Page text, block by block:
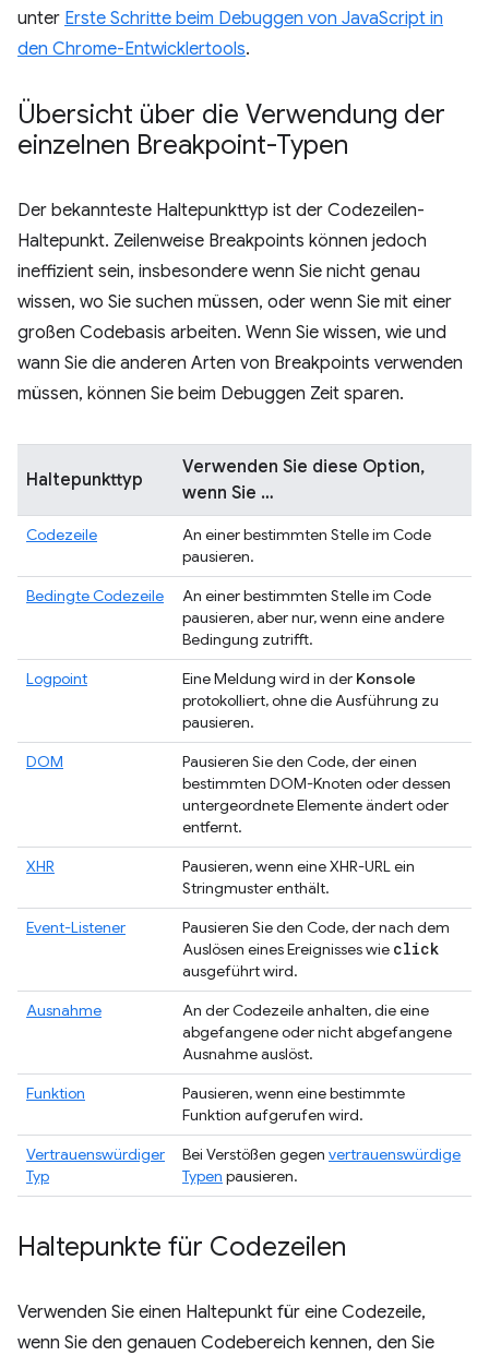
unter Erste Schritte beim Debuggen von JavaScript in
den Chrome-Entwicklertools.
Übersicht über die Verwendung der
einzelnen Breakpoint-Typen
Der bekannteste Haltepunkttyp ist der Codezeilen-
Haltepunkt. Zeilenweise Breakpoints können jedoch
ineffizient sein, insbesondere wenn Sie nicht genau
wissen, wo Sie suchen müssen, oder wenn Sie mit einer
großen Codebasis arbeiten. Wenn Sie wissen, wie und
wann Sie die anderen Arten von Breakpoints verwenden
müssen, können Sie beim Debuggen Zeit sparen.
Haltepunkttyp
Verwenden Sie diese Option,
wenn Sie …
Codezeile
An einer bestimmten Stelle im Code
pausieren.
Bedingte Codezeile
An einer bestimmten Stelle im Code
pausieren, aber nur, wenn eine andere
Bedingung zutrifft.
Logpoint
Eine Meldung wird in der Konsole
protokolliert, ohne die Ausführung zu
pausieren.
DOM
Pausieren Sie den Code, der einen
bestimmten DOM-Knoten oder dessen
untergeordnete Elemente ändert oder
entfernt.
XHR
Pausieren, wenn eine XHR-URL ein
Stringmuster enthält.
Event-Listener
Pausieren Sie den Code, der nach dem
Auslösen eines Ereignisses wie click
ausgeführt wird.
Ausnahme
An der Codezeile anhalten, die eine
abgefangene oder nicht abgefangene
Ausnahme auslöst.
Funktion
Pausieren, wenn eine bestimmte
Funktion aufgerufen wird.
Vertrauenswürdiger
Typ
Bei Verstößen gegen vertrauenswürdige
Typen pausieren.
Haltepunkte für Codezeilen
Verwenden Sie einen Haltepunkt für eine Codezeile,
wenn Sie den genauen Codebereich kennen, den Sie